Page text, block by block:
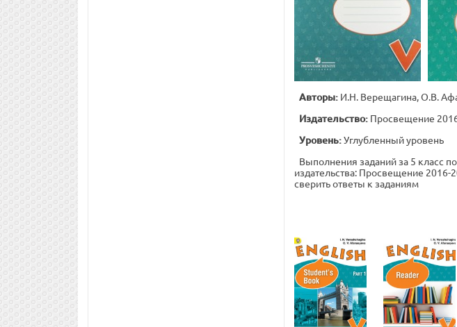
Авторы: И.Н. Верещагина, О.В.
Издательство: Просвещение
Уровень:Углубленный уровень
Выполнения заданий за 5 класс
издательства: Просвещение
сверить ответы к заданиям